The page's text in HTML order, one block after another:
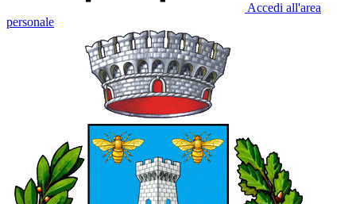
Accedi all'area
personale